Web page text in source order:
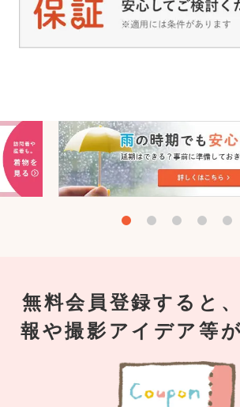
無料会員登録すると
報や撮影アイデア等